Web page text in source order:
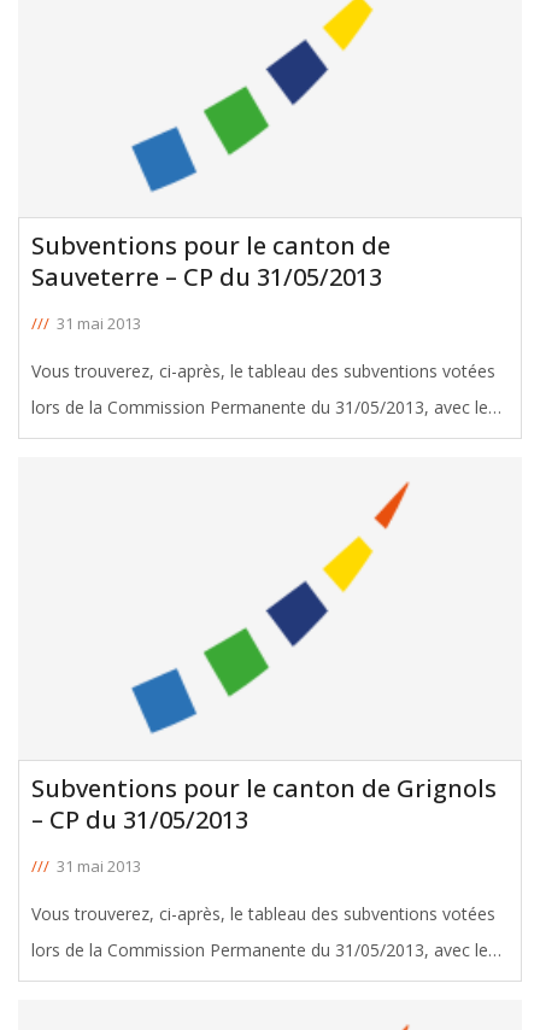
Subventions pour le canton de
Sauveterre – CP du 31/05/2013
/// 31 mai 2013
Vous trouverez, ci-après, le tableau des subventions votées
lors de la Commission Permanente du 31/05/2013, avec le
soutien d'Yves d'Amécourt, Conseiller Général de Sauveterre.
Subventions pour le canton de Grignols
– CP du 31/05/2013
/// 31 mai 2013
Vous trouverez, ci-après, le tableau des subventions votées
lors de la Commission Permanente du 31/05/2013, avec le
soutien de Jean-Pierre Baillé, Conseiller Général de Grignols.